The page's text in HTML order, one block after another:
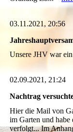
03.11.2021, 20:56
Unsere JHV war
02.09.2021, 21:24
Nachtrag
Hier die Mail von
im Garten und habe
verfolgt... Im